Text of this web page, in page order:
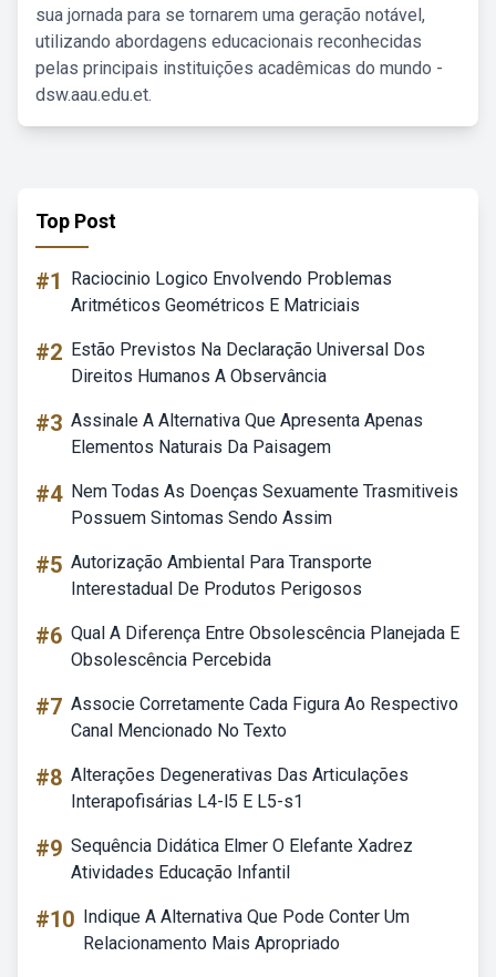
sua jornada para se tornarem uma geração notável,
utilizando abordagens educacionais reconhecidas
pelas principais instituições acadêmicas do mundo -
dsw.aau.edu.et.
Top Post
#1
Raciocinio Logico Envolvendo Problemas
Aritméticos Geométricos E Matriciais
#2 Estão Previstos Na Declaração Universal Dos
Direitos Humanos A Observância
#3 Assinale A Alternativa Que Apresenta Apenas
Elementos Naturais Da Paisagem
#4 Nem Todas As Doenças Sexuamente Trasmitiveis
Possuem Sintomas Sendo Assim
#5 Autorização Ambiental Para Transporte
Interestadual De Produtos Perigosos
#6 Qual A Diferença Entre Obsolescência Planejada E
Obsolescência Percebida
#7 Associe Corretamente Cada Figura Ao Respectivo
Canal Mencionado No Texto
#8 Alterações Degenerativas Das Articulações
Interapofisárias L4-l5 E L5-s1
#9 Sequência Didática Elmer O Elefante Xadrez
Atividades Educação Infantil
#10 Indique A Alternativa Que Pode Conter Um
Relacionamento Mais Apropriado